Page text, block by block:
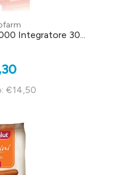
Integratore 30...
€14,50